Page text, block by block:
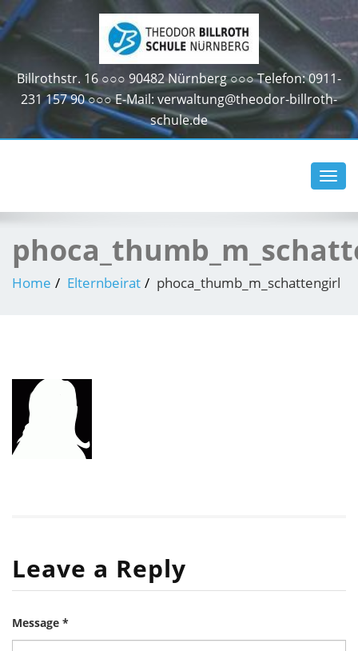
Billrothstr. 16 ○○○ 90482 Nürnberg ○○○ Telefon: 0911-
231 157 90 ○○○ E-Mail: verwaltung@theodor-billroth-
schule.de
Home Elternbeirat phoca_thumb_m_schattengirl
Leave a Reply
Message *